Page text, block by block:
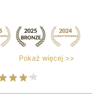
Pokaż więcej >>